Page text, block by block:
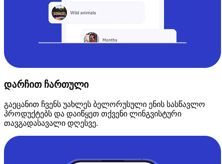
დარჩით ჩართული
გაეცანით ჩვენს უახლეს ბელორუსული ენის სასწავლო
პროდუქტებს და დაიწყეთ თქვენი ლინგვისტური
თავგადასავალი დღესვე.